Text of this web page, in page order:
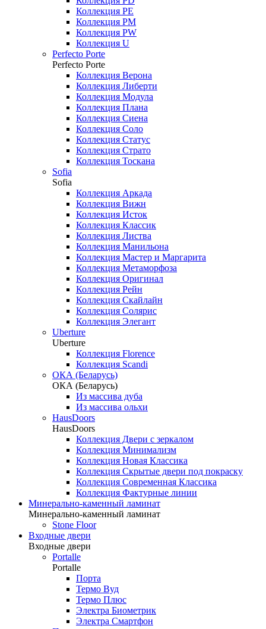
Коллекция PE
Коллекция PM
Коллекция PW
Коллекция U
Perfecto Porte
Perfecto Porte
Коллекция Верона
Коллекция Либерти
Коллекция Модула
Коллекция Плана
Коллекция Сиена
Коллекция Соло
Коллекция Статус
Коллекция Страто
Коллекция Тоскана
Sofia
Sofia
Коллекция Аркада
Коллекция Вижн
Коллекция Исток
Коллекция Классик
Коллекция Листва
Коллекция Манильона
Коллекция Мастер и Маргарита
Коллекция Метаморфоза
Коллекция Оригинал
Коллекция Рейн
Коллекция Скайлайн
Коллекция Солярис
Коллекция Элегант
Uberture
Uberture
Коллекция Florence
Коллекция Scandi
ОКА (Беларусь)
ОКА (Беларусь)
Из массива дуба
Из массива ольхи
HausDoors
HausDoors
Коллекция Двери с зеркалом
Коллекция Минимализм
Коллекция Новая Классика
Коллекция Скрытые двери под покраску
Коллекция Современная Классика
Коллекция Фактурные линии
Минерально-каменный ламинат
Минерально-каменный ламинат
Stone Floor
Входные двери
Входные двери
Portalle
Portalle
Порта
Термо Вуд
Термо Плюс
Электра Биометрик
Электра Смартфон